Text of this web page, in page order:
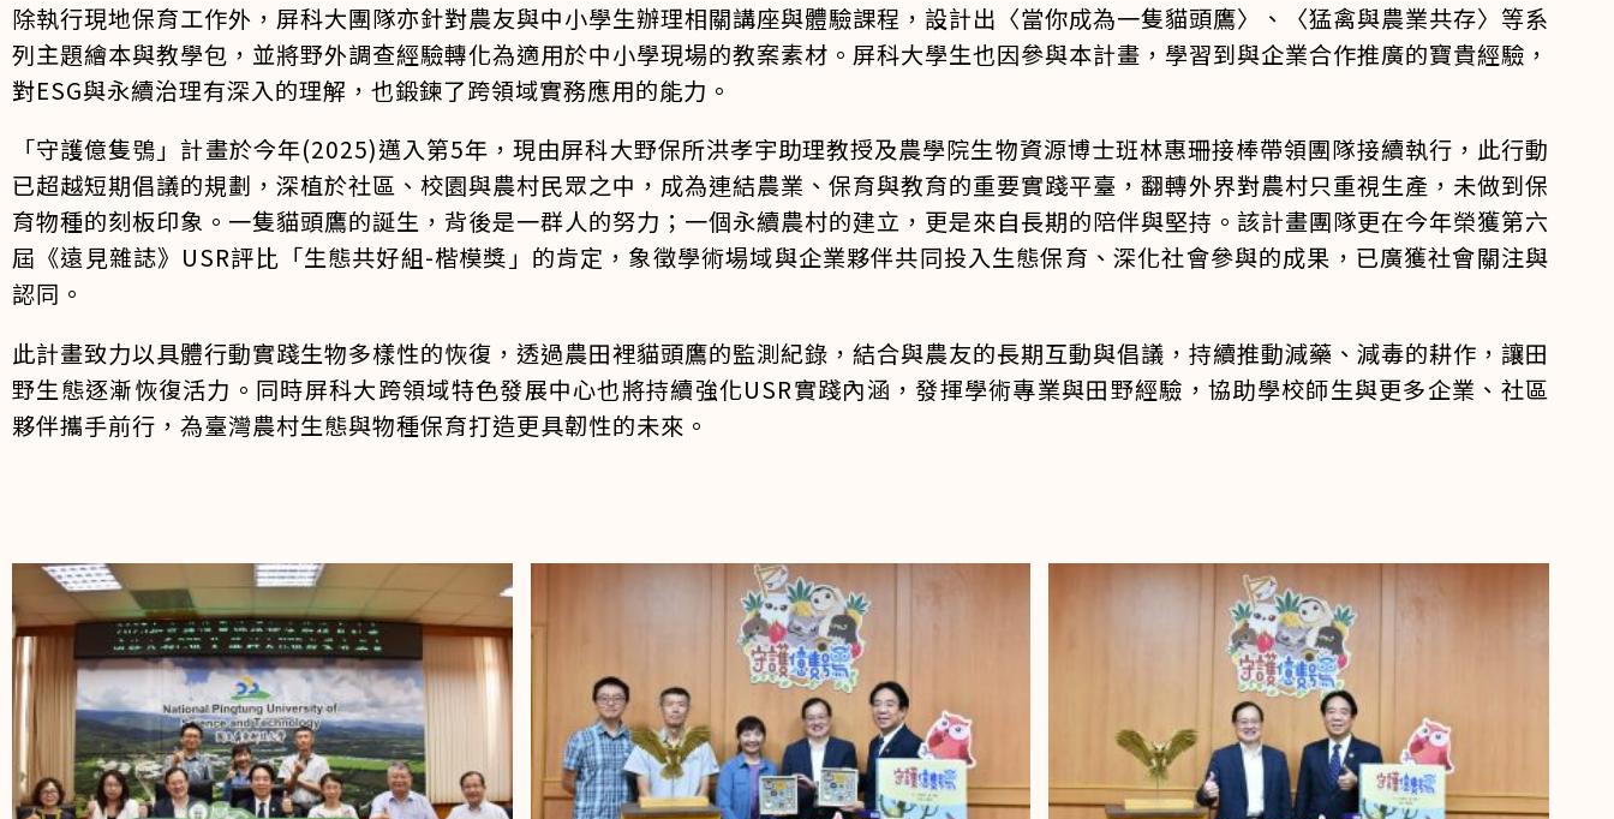
除執行現地保育工作外，屏科大團隊亦針對農友與中小學生辦理相關講座與體驗課程，設計出〈當你成為一隻貓頭鷹〉、〈猛禽與農業共存〉等系
列主題繪本與教學包，並將野外調查經驗轉化為適用於中小學現場的教案素材。屏科大學生也因參與本計畫，學習到與企業合作推廣的寶貴經驗，
對ESG與永續治理有深入的理解，也鍛鍊了跨領域實務應用的能力。
「守護億隻鴞」計畫於今年(2025)邁入第5年，現由屏科大野保所洪孝宇助理教授及農學院生物資源博士班林惠珊接棒帶領團隊接續執行，此行動
已超越短期倡議的規劃，深植於社區、校園與農村民眾之中，成為連結農業、保育與教育的重要實踐平臺，翻轉外界對農村只重視生產，未做到保
育物種的刻板印象。一隻貓頭鷹的誕生，背後是一群人的努力；一個永續農村的建立，更是來自長期的陪伴與堅持。該計畫團隊更在今年榮獲第六
屆《遠見雜誌》USR評比「生態共好組-楷模獎」的肯定，象徵學術場域與企業夥伴共同投入生態保育、深化社會參與的成果，已廣獲社會關注與
認同。
此計畫致力以具體行動實踐生物多樣性的恢復，透過農田裡貓頭鷹的監測紀錄，結合與農友的長期互動與倡議，持續推動減藥、減毒的耕作，讓田
野生態逐漸恢復活力。同時屏科大跨領域特色發展中心也將持續強化USR實踐內涵，發揮學術專業與田野經驗，協助學校師生與更多企業、社區
夥伴攜手前行，為臺灣農村生態與物種保育打造更具韌性的未來。